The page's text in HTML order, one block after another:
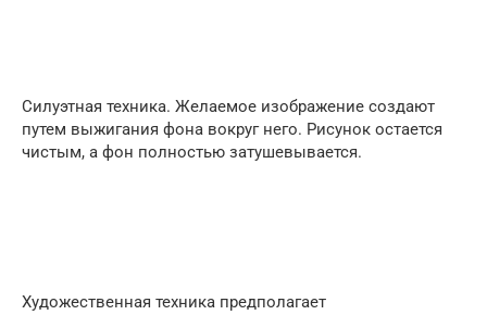
Силуэтная техника. Желаемое изображение создают
путем выжигания фона вокруг него. Рисунок остается
чистым, а фон полностью затушевывается.
Художественная техника предполагает